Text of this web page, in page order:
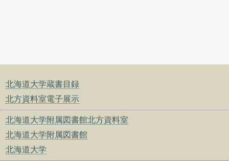
北海道大学蔵書目録
北方資料室電子展示
北海道大学附属図書館北方資料室
北海道大学附属図書館
北海道大学